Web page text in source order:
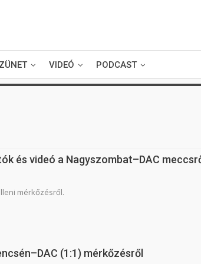
VIDEÓ PODCAST
és videó a Nagyszombat–DAC
mérkőzésről.
(1:1) mérkőzésről